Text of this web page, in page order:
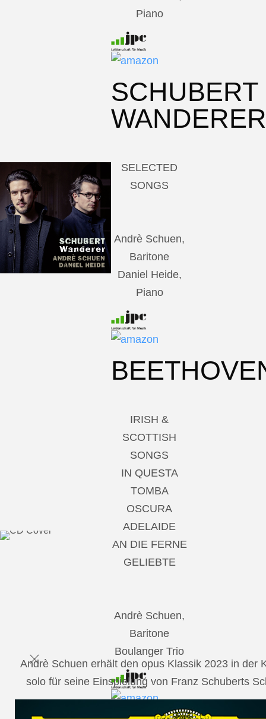
Piano
SCHUBERT
WANDERER
SELECTED
SONGS
Andrè Schuen,
Baritone
Daniel Heide,
Piano
IRISH &
SCOTTISH
SONGS
IN QUESTA
TOMBA
OSCURA
ADELAIDE
AN DIE FERNE
GELIEBTE
Andrè Schuen,
Baritone
Boulanger Trio
Andrè Schuen erhält den opus Klassik 2023 in der
solo für seine Einspielung von Franz Schuberts